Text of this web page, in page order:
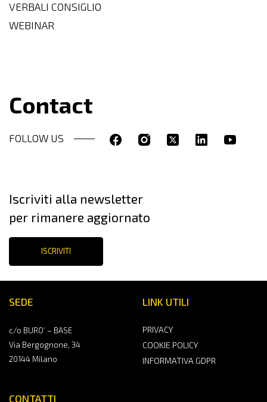
VERBALI CONSIGLIO
WEBINAR
Contact
FOLLOW US
SEDE
c/o BURO’ – BASE
Via Bergognone, 34
20144 Milano
CONTATTI
LINK UTILI
PRIVACY
COOKIE POLICY
INFORMATIVA GDPR
Iscriviti alla newsletter
per rimanere aggiornato
ISCRIVITI